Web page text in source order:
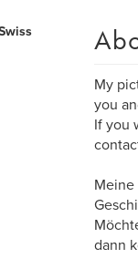
My
you
If you
Meine
dann